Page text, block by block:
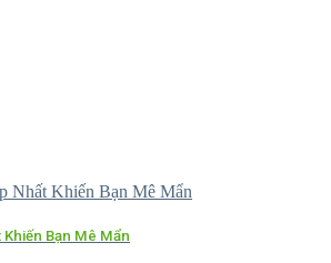
Bạn Mê Mẩn